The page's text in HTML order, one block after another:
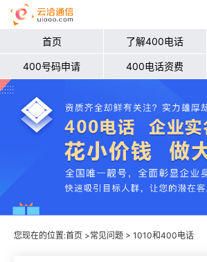
首页 了解400电话
400号码申请 400电话资费
您现在的位置:首页 >常见问题 > 1010和400电话